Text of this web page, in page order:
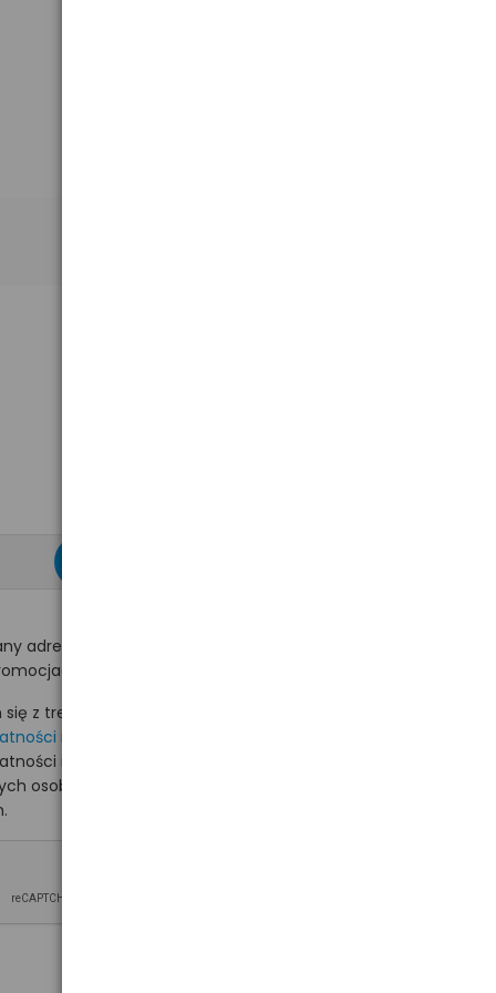
adres e-mail
na hurt.com.pl.
z treścią i akceptuję
i wyrażam zgodę
osobowych na